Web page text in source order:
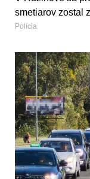
smetiarov zostal
Polícia